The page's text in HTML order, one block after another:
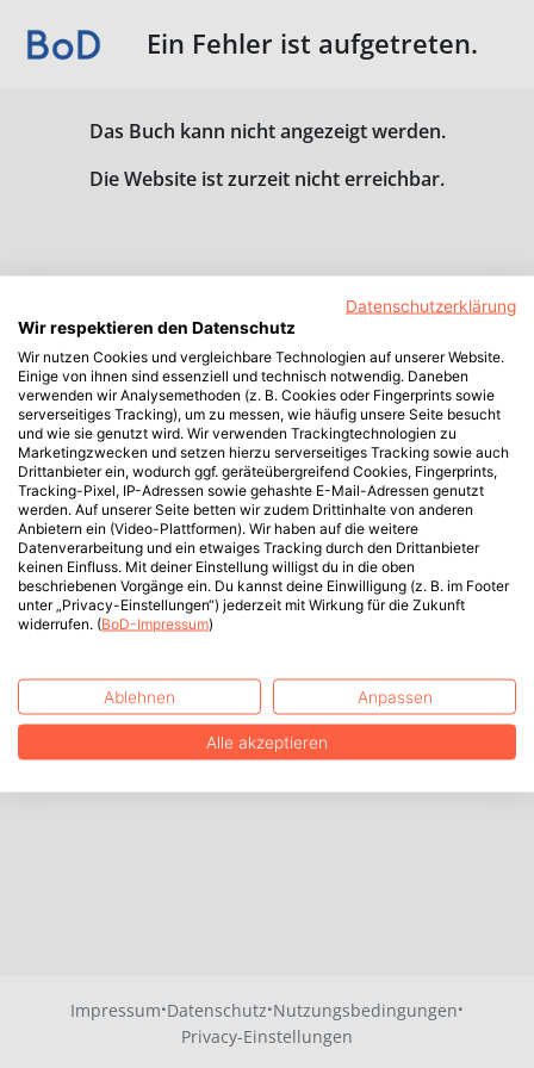
Ein Fehler ist aufgetreten.
Das Buch kann nicht angezeigt werden.
Die Website ist zurzeit nicht erreichbar.
Impressum·Datenschutz·Nutzungsbedingungen·
Privacy-Einstellungen
Datenschutzerklärung
Wir respektieren den Datenschutz
Wir nutzen Cookies und vergleichbare Technologien auf unserer Website.
Einige von ihnen sind essenziell und technisch notwendig. Daneben
verwenden wir Analysemethoden (z. B. Cookies oder Fingerprints sowie
serverseitiges Tracking), um zu messen, wie häufig unsere Seite besucht
und wie sie genutzt wird. Wir verwenden Trackingtechnologien zu
Marketingzwecken und setzen hierzu serverseitiges Tracking sowie auch
Drittanbieter ein, wodurch ggf. geräteübergreifend Cookies, Fingerprints,
Tracking-Pixel, IP-Adressen sowie gehashte E-Mail-Adressen genutzt
werden. Auf unserer Seite betten wir zudem Drittinhalte von anderen
Anbietern ein (Video-Plattformen). Wir haben auf die weitere
Datenverarbeitung und ein etwaiges Tracking durch den Drittanbieter
keinen Einfluss. Mit deiner Einstellung willigst du in die oben
beschriebenen Vorgänge ein. Du kannst deine Einwilligung (z. B. im Footer
unter „Privacy-Einstellungen“) jederzeit mit Wirkung für die Zukunft
widerrufen. (BoD-Impressum)
Ablehnen Anpassen
Alle akzeptieren